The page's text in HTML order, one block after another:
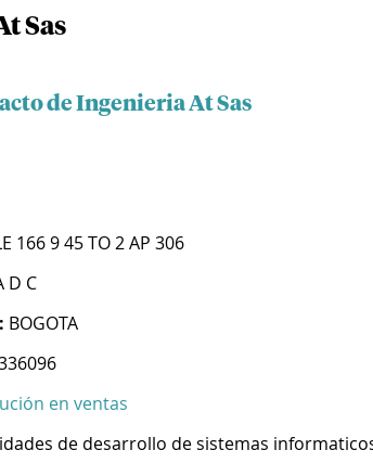
Sas
de Ingenieria At Sas
166 9 45 TO 2 AP 306
D C
BOGOTA
en ventas
de desarrollo de sistemas